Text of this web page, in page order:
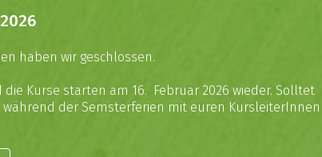
haben wir geschlossen.
die Kurse starten am 16. Februar 2026 wieder. Solltet
der Semsterferien mit euren KursleiterInnen